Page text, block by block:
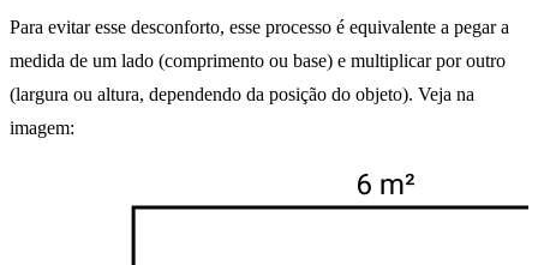
Para evitar esse desconforto, esse processo é equivalente a pegar a
medida de um lado (comprimento ou base) e multiplicar por outro
(largura ou altura, dependendo da posição do objeto). Veja na
imagem: